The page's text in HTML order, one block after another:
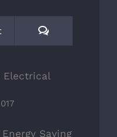
Comments
Electrical
Saving